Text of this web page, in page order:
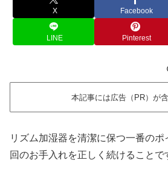
X Facebook
LINE Pinterest
本記事には広告（PR）が
リズム加湿器を清潔に保つ一番の
回のお手入れを正しく続けることで